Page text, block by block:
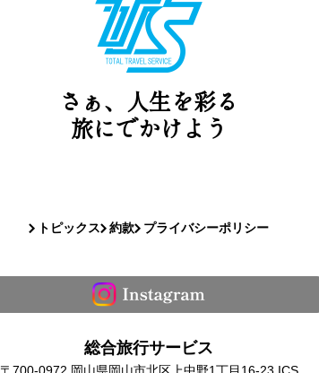
さぁ、人生を彩る
旅にでかけよう
トピックス 約款 プライバシーポリシー
総合旅行サービス